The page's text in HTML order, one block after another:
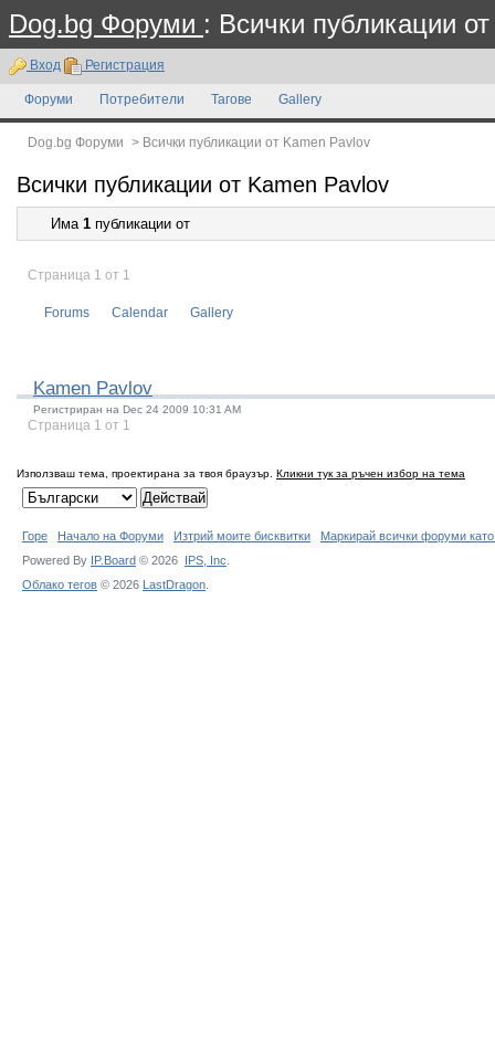
Dog.bg Форуми : Всички публикации
Вход Регистрация
Форуми Потребители Тагове Gallery
Dog.bg Форуми > Всички публикации от Kamen Pavlov
Всички публикации от Kamen Pavlov
Има 1 публикации от
Страница 1 от 1
Forums Calendar Gallery
Kamen Pavlov
Регистриран на Dec 24 2009 10:31 AM
Страница 1 от 1
Използваш тема, проектирана за твоя браузър. Кликни тук за ръчен избор на тема
Горе Начало на Форуми Изтрий моите бисквитки
Маркирай всички форуми
Powered By IP.Board © 2026 IPS, Inc
Облако тегов © 2026 LastDragon